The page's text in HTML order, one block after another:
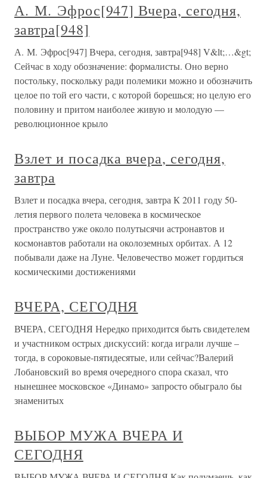
А. М. Эфрос[947] Вчера, сегодня,
завтра[948]
А. М. Эфрос[947] Вчера, сегодня, завтра[948] V&lt;…&gt;
Сейчас в ходу обозначение: формалисты. Оно верно
постольку, поскольку ради полемики можно и обозначить
целое по той его части, с которой борешься; но целую его
половину и притом наиболее живую и молодую —
революционное крыло
Взлет и посадка вчера, сегодня,
завтра
Взлет и посадка вчера, сегодня, завтра К 2011 году 50-
летия первого полета человека в космическое
пространство уже около полутысячи астронавтов и
космонавтов работали на околоземных орбитах. А 12
побывали даже на Луне. Человечество может гордиться
космическими достижениями
ВЧЕРА, СЕГОДНЯ
ВЧЕРА, СЕГОДНЯ Нередко приходится быть свидетелем
и участником острых дискуссий: когда играли лучше –
тогда, в сороковые-пятидесятые, или сейчас?Валерий
Лобановский во время очередного спора сказал, что
нынешнее московское «Динамо» запросто обыграло бы
знаменитых
ВЫБОР МУЖА ВЧЕРА И
СЕГОДНЯ